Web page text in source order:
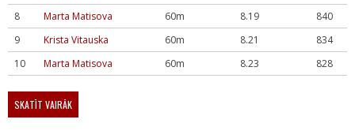
8
Marta Matisova 60m 8.19
840
9
Krista Vitauska 60m 8.21
834
10
Marta Matisova 60m 8.23 828
SKATĪT VAIRĀK